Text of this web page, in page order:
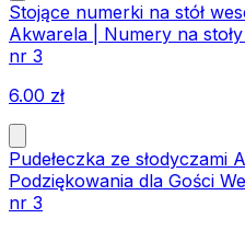
Stojące numerki na stół
Akwarela | Numery na
nr 3
6.00 zł
Pudełeczka ze słodyczami
Podziękowania dla Gości
nr 3